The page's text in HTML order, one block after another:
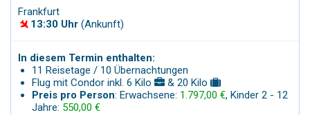
Frankfurt
13:30 Uhr (Ankunft)
In diesem Termin enthalten:
11 Reisetage / 10 Übernachtungen
Flug mit Condor inkl. 6 Kilo
& 20 Kilo
Preis pro Person: Erwachsene: 1.797,00 €, Kinder 2 - 12
Jahre: 550,00 €